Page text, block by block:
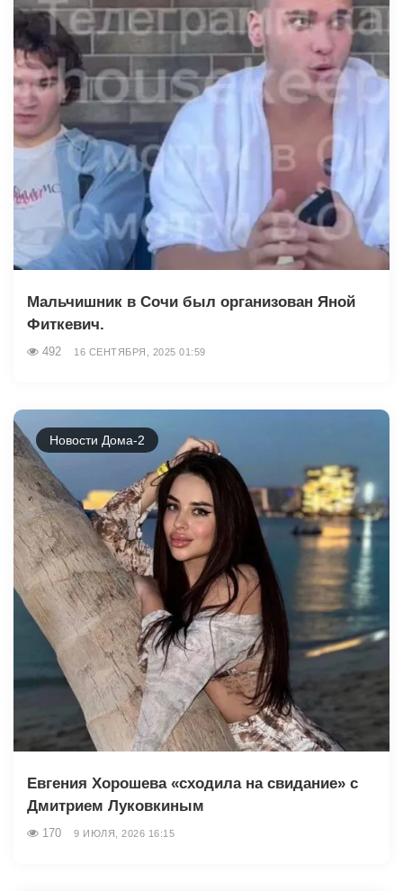
Мальчишник в Сочи был организован Яной
Фиткевич.
492 16 СЕНТЯБРЯ, 2025 01:59
Новости Дома-2
Евгения Хорошева «сходила на свидание» с
Дмитрием Луковкиным
170 9 ИЮЛЯ, 2026 16:15